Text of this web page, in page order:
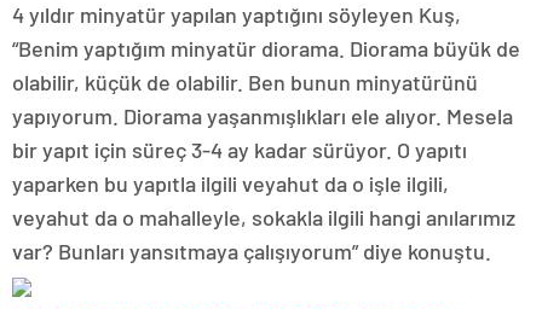
4 yıldır minyatür yapılan yaptığını söyleyen Kuş,
“Benim yaptığım minyatür diorama. Diorama büyük de
olabilir, küçük de olabilir. Ben bunun minyatürünü
yapıyorum. Diorama yaşanmışlıkları ele alıyor. Mesela
bir yapıt için süreç 3-4 ay kadar sürüyor. O yapıtı
yaparken bu yapıtla ilgili veyahut da o işle ilgili,
veyahut da o mahalleyle, sokakla ilgili hangi anılarımız
var? Bunları yansıtmaya çalışıyorum” diye konuştu.